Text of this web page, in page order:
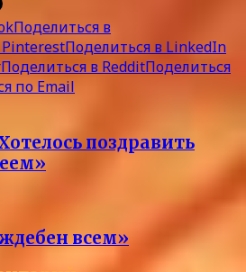
Поделиться в
Поделиться в LinkedIn
Поделиться в RedditПоделиться
по Email
поздравить
всем»